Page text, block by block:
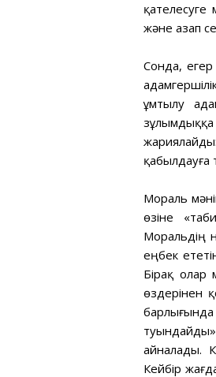
қателесуге
және азап
Сонда, егер
ұмтылу
қабылдауға
Мораль
өзіне
Моральдің
еңбек
Бірақ
өздерінен
барлығында
айналады.
Кейбір